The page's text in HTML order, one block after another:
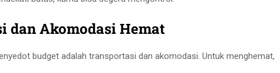
dan Akomodasi Hemat
budget adalah transportasi dan akomodasi. Untuk menghemat,